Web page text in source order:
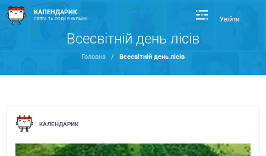
КАЛЕНДАРИК
СВЯТА ТА ПОДІЇ В УКРАЇНІ Увійти
Всесвітній день лісів
Головна / Всесвітній день лісів
КАЛЕНДАРИК